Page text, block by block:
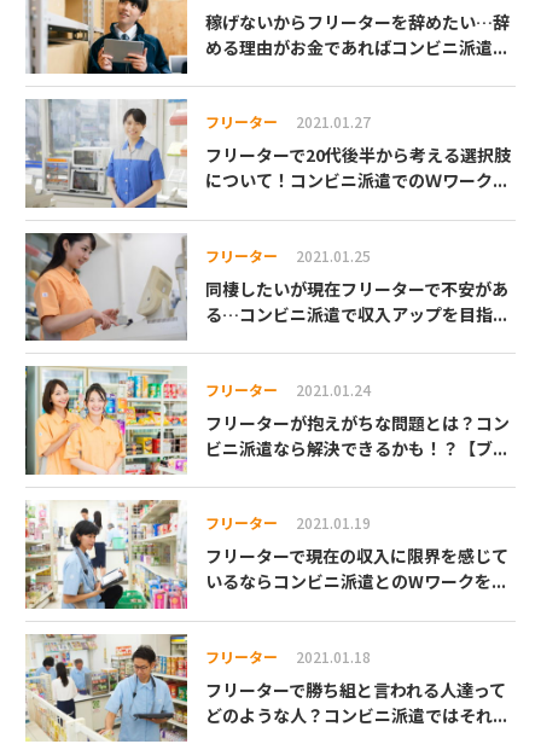
稼げないからフリーターを辞めたい…辞
める理由がお金であればコンビニ派遣...
フリーター 2021.01.27
フリーターで20代後半から考える選択肢
について！コンビニ派遣でのＷワーク...
フリーター 2021.01.25
同棲したいが現在フリーターで不安があ
る…コンビニ派遣で収入アップを目指...
フリーター 2021.01.24
フリーターが抱えがちな問題とは？コン
ビニ派遣なら解決できるかも！？【ブ...
フリーター 2021.01.19
フリーターで現在の収入に限界を感じて
いるならコンビニ派遣とのWワークを...
フリーター 2021.01.18
フリーターで勝ち組と言われる人達って
どのような人？コンビニ派遣ではそれ...